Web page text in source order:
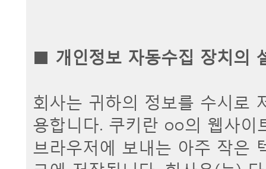
■ 개인정보 자동수집 장치의
회사는 귀하의 정보를 수시로
용합니다. 쿠키란 oo의 웹사
브라우저에 보내는 아주 작은